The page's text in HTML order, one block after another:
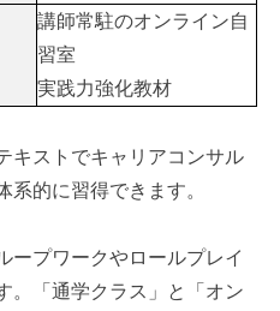
講師常駐のオンライン自
習室
実践力強化教材
キストでキャリアコンサル
系的に習得できます。
ープワークやロールプレイ
。「通学クラス」と「オン